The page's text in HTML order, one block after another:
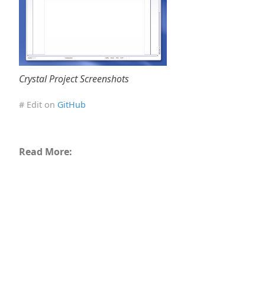
Crystal Project Screenshots
# Edit on GitHub
Read More: